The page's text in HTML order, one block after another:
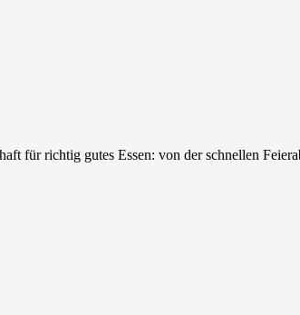
für richtig gutes Essen: von der schnellen